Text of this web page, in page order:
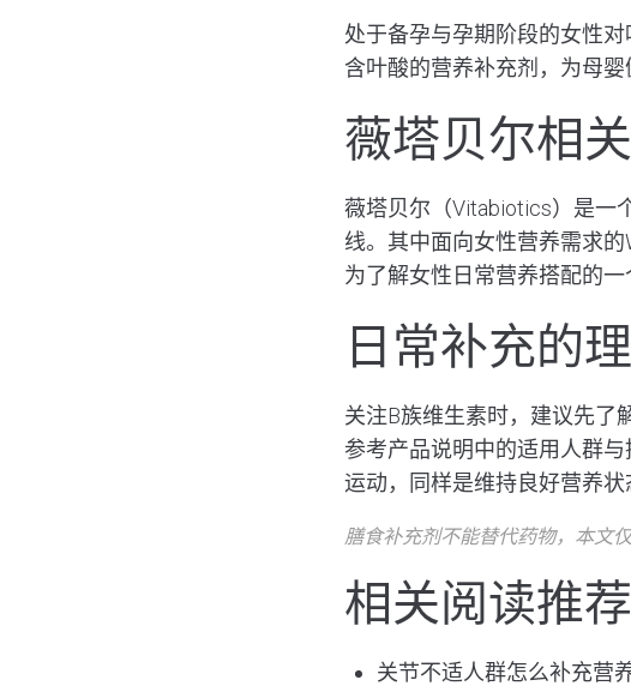
处于备孕与孕期阶段的女性
含叶酸的营养补充剂，为母婴
薇塔贝尔相
薇塔贝尔 （Vitabiotics）是
线。其中面向女性营养需求
为了解女性日常营养搭配的一
日常补充的
关注B族维生素时，建议先了
参考产品说明中的适用人群
运动，同样是维持良好营养状
膳食补充剂不能替代药物，本文
相关阅读推荐
关节不适人群怎么补充营